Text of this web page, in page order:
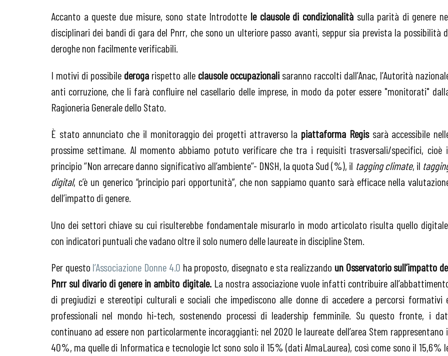
Accanto a queste due misure, sono state Introdotte le clausole di condizionalità sulla parità di genere
disciplinari dei bandi di gara del Pnrr, che sono un ulteriore passo avanti, seppur sia prevista la possibilità
deroghe non facilmente verificabili.
I motivi di possibile deroga rispetto alle clausole occupazionali saranno raccolti dall’Anac, l’Autorità
anti corruzione, che li farà confluire nel casellario delle imprese, in modo da poter essere "monitorati"
Ragioneria Generale dello Stato.
È stato annunciato che il monitoraggio dei progetti attraverso la piattaforma Regis sarà accessibile
prossime settimane. Al momento abbiamo potuto verificare che tra i requisiti trasversali/specifici, cioè
principio ‘’Non arrecare danno significativo all’ambiente’’- DNSH, la quota Sud (%), il tagging climate, il
digital, c’è un generico “principio pari opportunità”, che non sappiamo quanto sarà efficace nella
dell’impatto di genere.
Uno dei settori chiave su cui risulterebbe fondamentale misurarlo in modo articolato risulta quello
con indicatori puntuali che vadano oltre il solo numero delle laureate in discipline Stem.
Per questo l’Associazione Donne 4.0 ha proposto, disegnato e sta realizzando un Osservatorio sull’impatto
Pnrr sul divario di genere in ambito digitale. La nostra associazione vuole infatti contribuire
di pregiudizi e stereotipi culturali e sociali che impediscono alle donne di accedere a percorsi formativi
professionali nel mondo hi-tech, sostenendo processi di leadership femminile. Su questo fronte, i
continuano ad essere non particolarmente incoraggianti: nel 2020 le laureate dell’area Stem rappresentano
40%, ma quelle di Informatica e tecnologie Ict sono solo il 15% (dati AlmaLaurea), così come sono il 15,6%